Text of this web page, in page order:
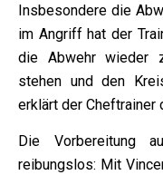
Insbesondere die
im Angriff hat der
die Abwehr wieder
stehen und den
erklärt der Cheftrainer
Die Vorbereitung
reibungslos: Mit